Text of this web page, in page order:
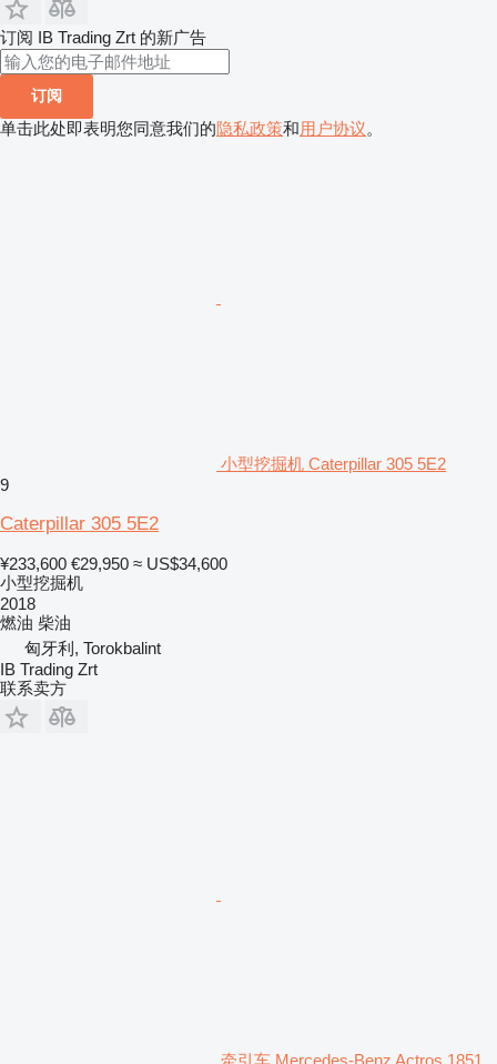
订阅 IB Trading Zrt 的新广告
订阅
单击此处即表明您同意我们的隐私政策和用户协议。
小型挖掘机 Caterpillar 305 5E2
9
Caterpillar 305 5E2
¥233,600 €29,950 ≈ US$34,600
小型挖掘机
2018
燃油 柴油
匈牙利, Torokbalint
IB Trading Zrt
联系卖方
牵引车 Mercedes-Benz Actros 1851